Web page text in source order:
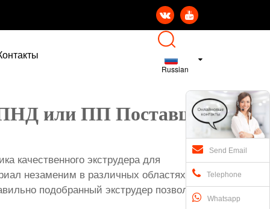
 
Russian
ПНД или ПП Поставщик
качественного экструдера для
незаменим в различных областях, от
подобранный экструдер позволит вам
Send Email
Telephone
Whatsapp